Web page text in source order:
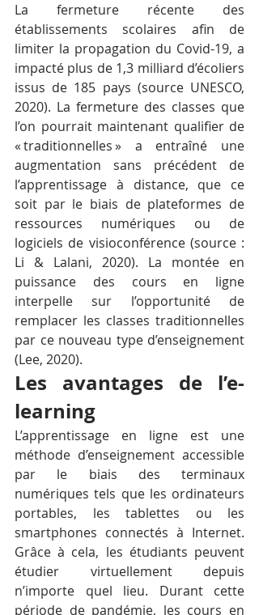
La fermeture récente des
établissements scolaires afin de
limiter la propagation du Covid-19, a
impacté plus de 1,3 milliard d’écoliers
issus de 185 pays (source UNESCO,
2020). La fermeture des classes que
l’on pourrait maintenant qualifier de
« traditionnelles » a entraîné une
augmentation sans précédent de
l’apprentissage à distance, que ce
soit par le biais de plateformes de
ressources numériques ou de
logiciels de visioconférence (source :
Li & Lalani, 2020). La montée en
puissance des cours en ligne
interpelle sur l’opportunité de
remplacer les classes traditionnelles
par ce nouveau type d’enseignement
(Lee, 2020).
Les avantages de l’e-
learning
L’apprentissage en ligne est une
méthode d’enseignement accessible
par le biais des terminaux
numériques tels que les ordinateurs
portables, les tablettes ou les
smartphones connectés à Internet.
Grâce à cela, les étudiants peuvent
étudier virtuellement depuis
n’importe quel lieu. Durant cette
période de pandémie, les cours en